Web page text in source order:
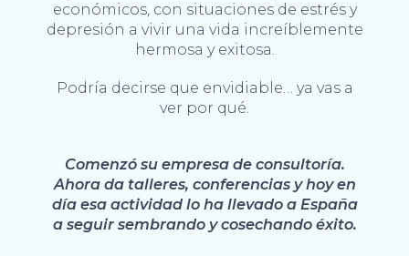
económicos, con situaciones de estrés y
depresión a vivir una vida increíblemente
hermosa y exitosa.
Podría decirse que envidiable… ya vas a
ver por qué.
Comenzó su empresa de consultoría.
Ahora da talleres, conferencias y hoy en
día esa actividad lo ha llevado a España
a seguir sembrando y cosechando éxito.